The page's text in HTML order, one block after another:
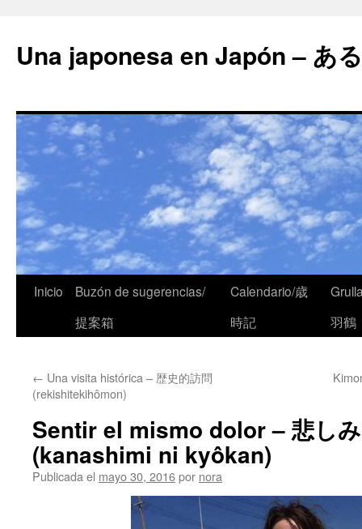
Una japonesa en Japón – あ
Inicio
Buzón de sugerencias/
提案箱
Calendario/歳
時記
羽鶴
← Una visita histórica – 歴史的訪問
(rekishitekihômon)
Sentir el mismo dolor – 悲し
(kanashimi ni kyôkan)
Publicada el mayo 30, 2016por nora